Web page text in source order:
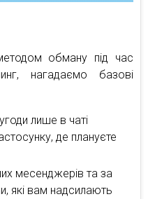
обману під час
нагадаємо базові
лише в чаті
де плануєте
месенджерів та за
які вам надсилають